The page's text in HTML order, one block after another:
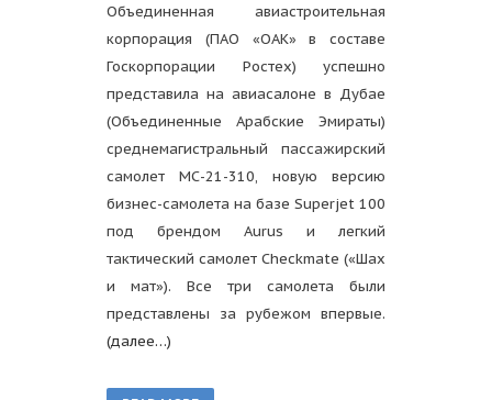
Объединенная авиастроительная
корпорация (ПАО «ОАК» в составе
Госкорпорации Ростех) успешно
представила на авиасалоне в Дубае
(Объединенные Арабские Эмираты)
среднемагистральный пассажирский
самолет МС-21-310, новую версию
бизнес-самолета на базе Superjet 100
под брендом Aurus и легкий
тактический самолет Checkmate («Шах
и мат»). Все три самолета были
представлены за рубежом впервые.
(далее…)